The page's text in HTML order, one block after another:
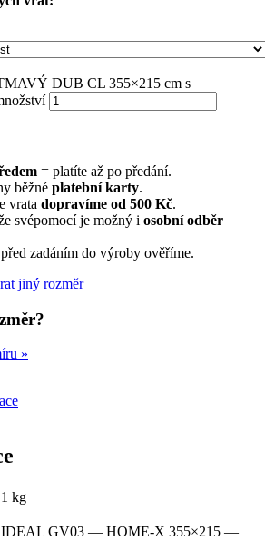
DUB CL 355×215 cm s
= platíte až po předání.
běžné platební karty.
vrata dopravíme od 500 Kč.
svépomocí je možný i osobní odběr
zadáním do výroby ověříme.
jiný rozměr
»
1 kg
IDEAL GV03 — HOME-X 355×215 —